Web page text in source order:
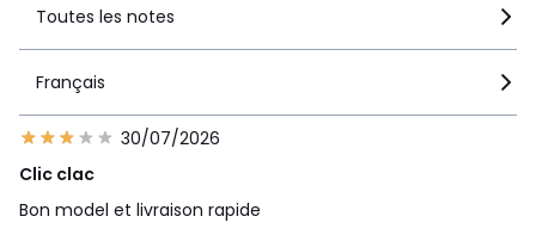
Toutes les notes
Français
30/07/2026
Clic clac
Bon model et livraison rapide